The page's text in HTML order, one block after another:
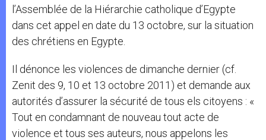
l’Assemblée de la Hiérarchie catholique d’Egypte
dans cet appel en date du 13 octobre, sur la situation
des chrétiens en Egypte.
Il dénonce les violences de dimanche dernier (cf.
Zenit des 9, 10 et 13 octobre 2011) et demande aux
autorités d’assurer la sécurité de tous els citoyens : «
Tout en condamnant de nouveau tout acte de
violence et tous ses auteurs, nous appelons les